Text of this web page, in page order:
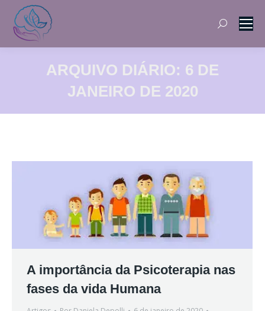
Search:
ARQUIVO DIÁRIO: 6 DE
JANEIRO DE 2020
A importância da Psicoterapia nas
fases da vida Humana